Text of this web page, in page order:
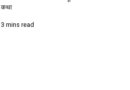
कथा
3 mins read